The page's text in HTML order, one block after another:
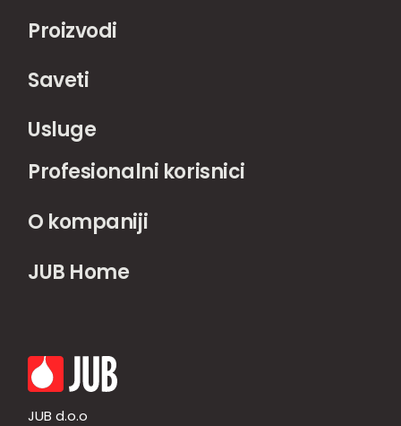
Proizvodi
Saveti
Usluge
Profesionalni korisnici
O kompaniji
JUB Home
JUB d.o.o